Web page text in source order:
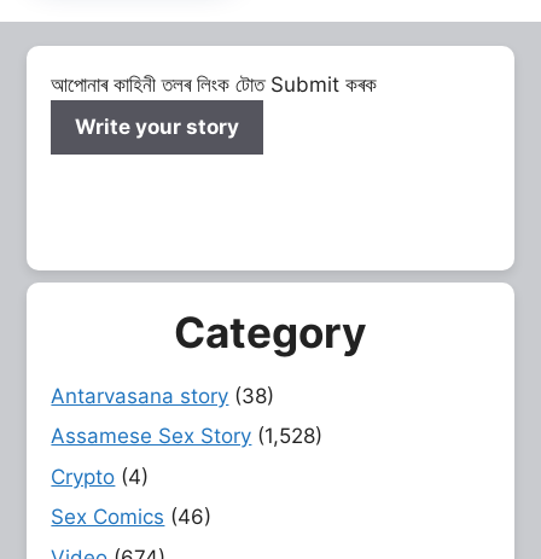
আপোনাৰ কাহিনী তলৰ লিংক টোত Submit কৰক
Write your story
Category
Antarvasana story (38)
Assamese Sex Story (1,528)
Crypto (4)
Sex Comics (46)